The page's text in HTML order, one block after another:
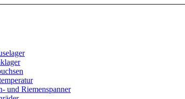
und Riemenspanner